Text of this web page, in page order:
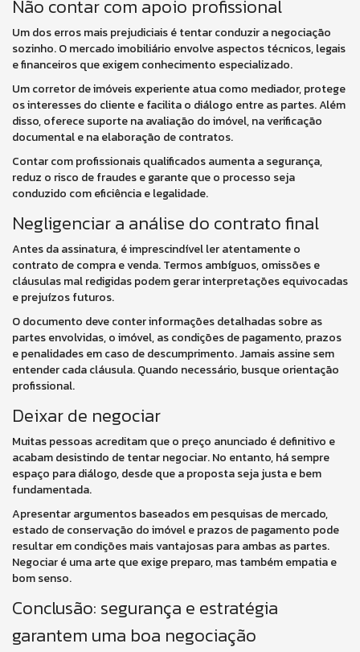
Não contar com apoio profissional
Um dos erros mais prejudiciais é tentar conduzir a negociação
sozinho. O mercado imobiliário envolve aspectos técnicos, legais
e financeiros que exigem conhecimento especializado.
Um corretor de imóveis experiente atua como mediador, protege
os interesses do cliente e facilita o diálogo entre as partes. Além
disso, oferece suporte na avaliação do imóvel, na verificação
documental e na elaboração de contratos.
Contar com profissionais qualificados aumenta a segurança,
reduz o risco de fraudes e garante que o processo seja
conduzido com eficiência e legalidade.
Negligenciar a análise do contrato final
Antes da assinatura, é imprescindível ler atentamente o
contrato de compra e venda. Termos ambíguos, omissões e
cláusulas mal redigidas podem gerar interpretações equivocadas
e prejuízos futuros.
O documento deve conter informações detalhadas sobre as
partes envolvidas, o imóvel, as condições de pagamento, prazos
e penalidades em caso de descumprimento. Jamais assine sem
entender cada cláusula. Quando necessário, busque orientação
profissional.
Deixar de negociar
Muitas pessoas acreditam que o preço anunciado é definitivo e
acabam desistindo de tentar negociar. No entanto, há sempre
espaço para diálogo, desde que a proposta seja justa e bem
fundamentada.
Apresentar argumentos baseados em pesquisas de mercado,
estado de conservação do imóvel e prazos de pagamento pode
resultar em condições mais vantajosas para ambas as partes.
Negociar é uma arte que exige preparo, mas também empatia e
bom senso.
Conclusão: segurança e estratégia
garantem uma boa negociação